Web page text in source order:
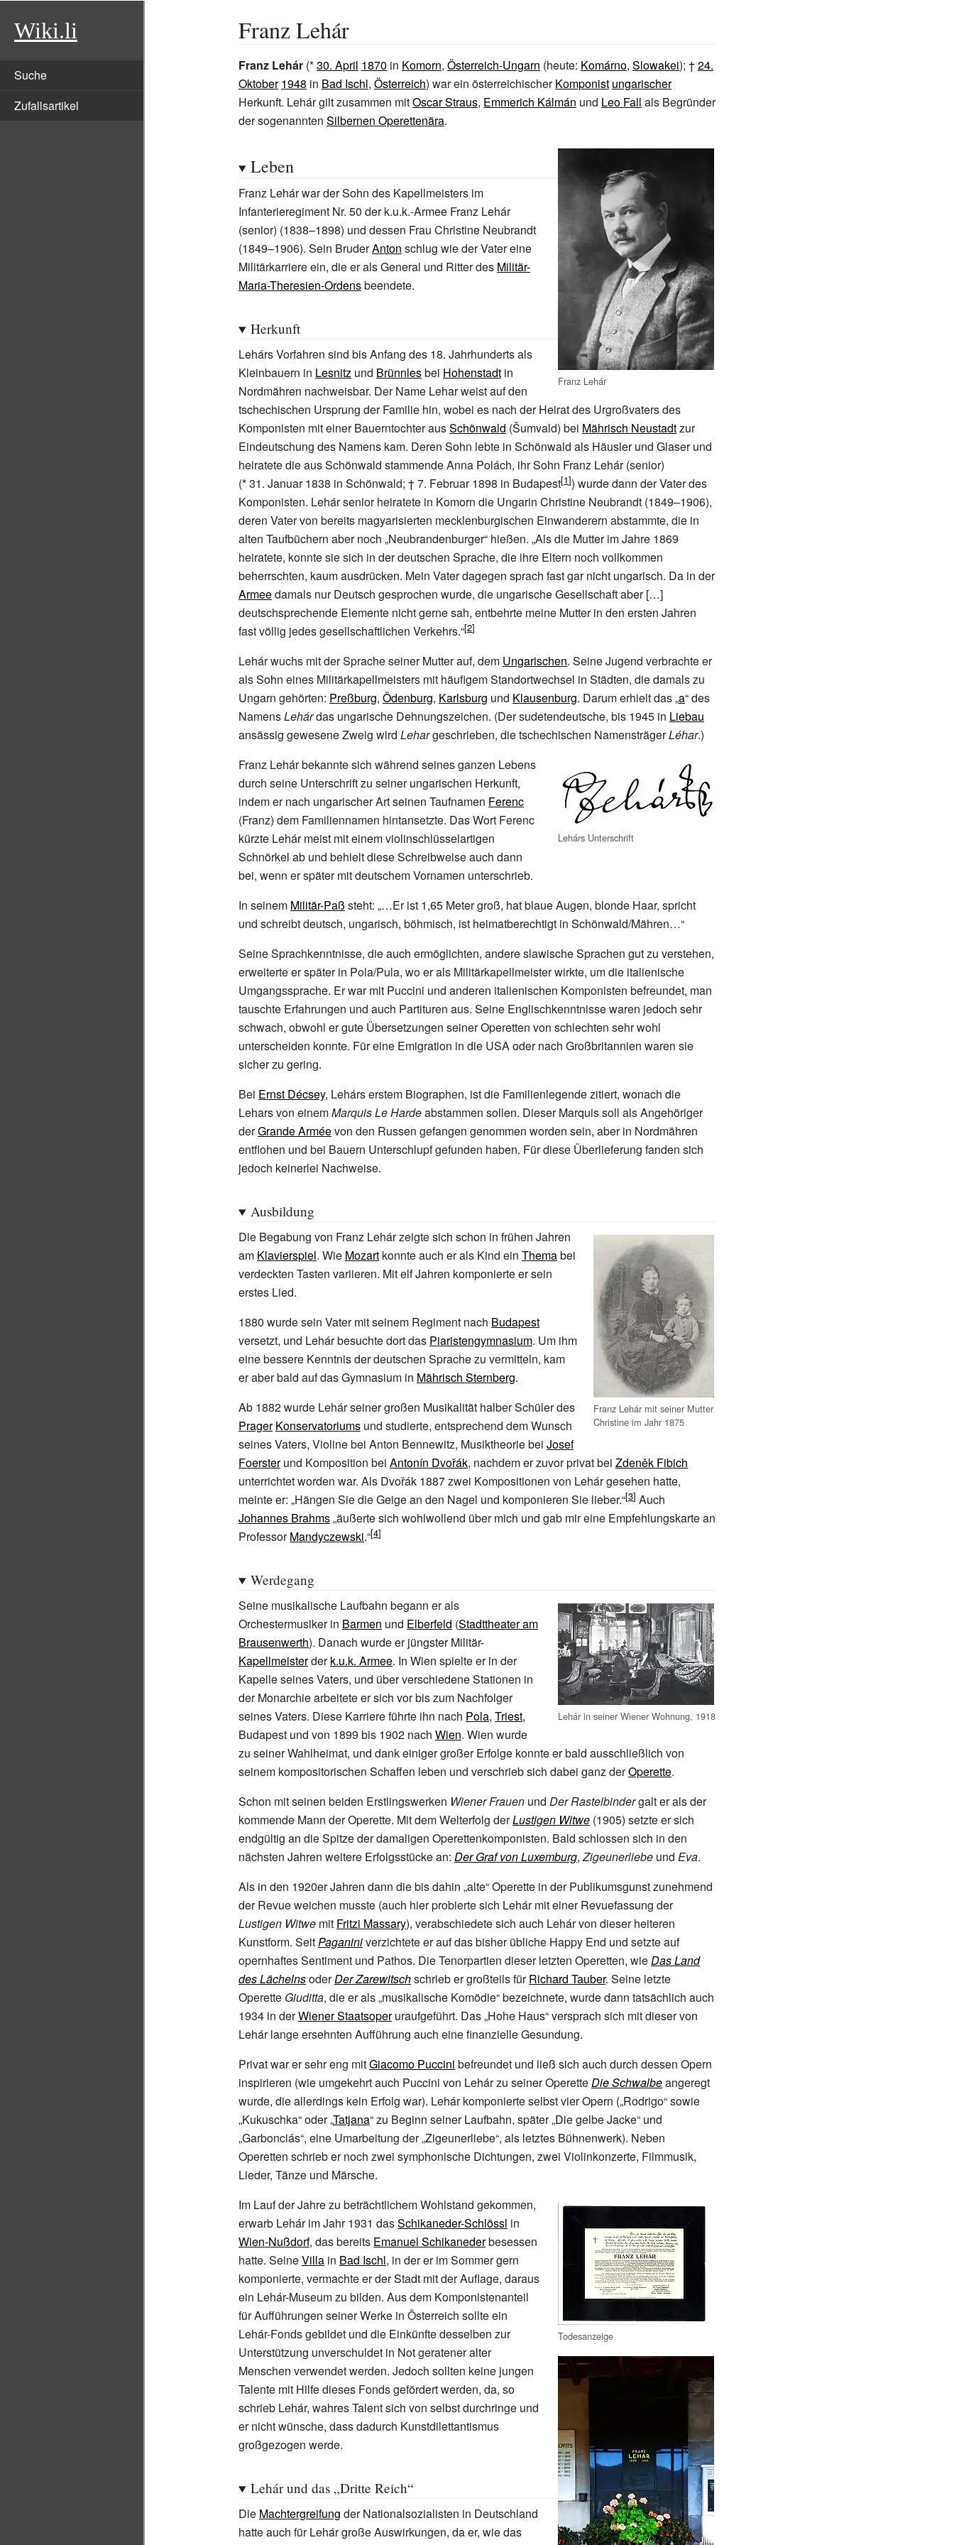
Wiki.li
Suche
Zufallsartikel
Franz Lehár
Franz Lehár (*30. April 1870 in Komorn, Österreich-Ungarn (heute: Komárno, Slowakei); †24.
Oktober 1948 in Bad Ischl, Österreich) war ein österreichischerKomponist ungarischer
Herkunft. Lehár gilt zusammen mitOscar Straus, Emmerich Kálmán und Leo Fall als Begründer
der sogenannten Silbernen Operettenära.
Franz Lehár
Leben
Franz Lehár war der Sohn des Kapellmeisters im
Infanterieregiment Nr. 50 der k.u.k.-Armee Franz Lehár
(senior) (1838–1898) und dessen Frau Christine Neubrandt
(1849–1906). Sein BruderAnton schlug wie der Vater eine
Militärkarriere ein, die er als General und Ritter des Militär-
Maria-Theresien-Ordensbeendete.
Herkunft
Lehárs Vorfahren sind bis Anfang des 18. Jahrhunderts als
Kleinbauern in Lesnitz und Brünnlesbei Hohenstadt in
Nordmähren nachweisbar. Der Name Lehar weist auf den
tschechischen Ursprung der Familie hin, wobei es nach der Heirat des Urgroßvaters des
Komponisten mit einer Bauerntochter ausSchönwald (Šumvald) bei Mährisch Neustadtzur
Eindeutschung des Namens kam. Deren Sohn lebte in Schönwald als Häusler und Glaser und
heiratete die aus Schönwald stammende Anna Polách, ihr Sohn Franz Lehár (senior)
(*31. Januar 1838 in Schönwald; †7. Februar 1898 in Budapest
) wurde dann der Vater des
Komponisten. Lehár senior heiratete in Komorn die Ungarin Christine Neubrandt (1849–1906),
deren Vater von bereits magyarisierten mecklenburgischen Einwanderern abstammte, die in
alten Taufbüchern aber noch „Neubrandenburger“ hießen. „Als die Mutter im Jahre 1869
heiratete, konnte sie sich in der deutschen Sprache, die ihre Eltern noch vollkommen
beherrschten, kaum ausdrücken. Mein Vater dagegen sprach fast gar nicht ungarisch. Da in der
Armeedamals nur Deutsch gesprochen wurde, die ungarische Gesellschaft aber […]
deutschsprechende Elemente nicht gerne sah, entbehrte meine Mutter in den ersten Jahren
fast völlig jedes gesellschaftlichen Verkehrs.“
Lehár wuchs mit der Sprache seiner Mutter auf, dem Ungarischen. Seine Jugend verbrachte er
als Sohn eines Militärkapellmeisters mit häufigem Standortwechsel in Städten, die damals zu
Ungarn gehörten: Preßburg, Ödenburg, Karlsburg und Klausenburg. Darum erhielt das „a“ des
NamensLehárdas ungarische Dehnungszeichen. (Der sudetendeutsche, bis 1945 in Liebau
ansässig gewesene Zweig wird Lehargeschrieben, die tschechischen NamensträgerLéhar.)
Lehárs Unterschrift
Franz Lehár bekannte sich während seines ganzen Lebens
durch seine Unterschrift zu seiner ungarischen Herkunft,
indem er nach ungarischer Art seinen Taufnamen Ferenc
(Franz) dem Familiennamen hintansetzte. Das Wort Ferenc
kürzte Lehár meist mit einem violinschlüsselartigen
Schnörkel ab und behielt diese Schreibweise auch dann
bei, wenn er später mit deutschem Vornamen unterschrieb.
In seinem Militär-Paß steht: „…Er ist 1,65 Meter groß, hat blaue Augen, blonde Haar, spricht
und schreibt deutsch, ungarisch, böhmisch, ist heimatberechtigt in Schönwald/Mähren…“
Seine Sprachkenntnisse, die auch ermöglichten, andere slawische Sprachen gut zu verstehen,
erweiterte er später in Pola/Pula, wo er als Militärkapellmeister wirkte, um die italienische
Umgangssprache. Er war mit Puccini und anderen italienischen Komponisten befreundet, man
tauschte Erfahrungen und auch Partituren aus. Seine Englischkenntnisse waren jedoch sehr
schwach, obwohl er gute Übersetzungen seiner Operetten von schlechten sehr wohl
unterscheiden konnte. Für eine Emigration in die USA oder nach Großbritannien waren sie
sicher zu gering.
Bei Ernst Décsey, Lehárs erstem Biographen, ist die Familienlegende zitiert, wonach die
Lehars von einemMarquis Le Hardeabstammen sollen. Dieser Marquis soll als Angehöriger
derGrande Arméevon den Russen gefangen genommen worden sein, aber in Nordmähren
entflohen und bei Bauern Unterschlupf gefunden haben. Für diese Überlieferung fanden sich
jedoch keinerlei Nachweise.
Ausbildung
Franz Lehár mit seiner Mutter
Christine im Jahr 1875
Die Begabung von Franz Lehár zeigte sich schon in frühen Jahren
am Klavierspiel. Wie Mozart konnte auch er als Kind ein Themabei
verdeckten Tasten variieren. Mit elf Jahren komponierte er sein
erstes Lied.
1880 wurde sein Vater mit seinem Regiment nach Budapest
versetzt, und Lehár besuchte dort das Piaristengymnasium. Um ihm
eine bessere Kenntnis der deutschen Sprache zu vermitteln, kam
er aber bald auf das Gymnasium in Mährisch Sternberg.
Ab 1882 wurde Lehár seiner großen Musikalität halber Schüler des
Prager Konservatoriums und studierte, entsprechend dem Wunsch
seines Vaters, Violine bei Anton Bennewitz, Musiktheorie bei Josef
Foersterund Komposition bei Antonín Dvořák, nachdem er zuvor privat bei Zdeněk Fibich
unterrichtet worden war. Als Dvořák 1887 zwei Kompositionen von Lehár gesehen hatte,
meinte er: „Hängen Sie die Geige an den Nagel und komponieren Sie lieber.“
Auch
Johannes Brahms„äußerte sich wohlwollend über mich und gab mir eine Empfehlungskarte an
ProfessorMandyczewski.“
Werdegang
Lehár in seiner Wiener Wohnung, 1918
Seine musikalische Laufbahn begann er als
Orchestermusiker in Barmen und Elberfeld (Stadttheater am
Brausenwerth). Danach wurde er jüngster Militär-
Kapellmeisterderk.u.k. Armee. In Wien spielte er in der
Kapelle seines Vaters, und über verschiedene Stationen in
der Monarchie arbeitete er sich vor bis zum Nachfolger
seines Vaters. Diese Karriere führte ihn nach Pola, Triest,
Budapest und von 1899 bis 1902 nach Wien. Wien wurde
zu seiner Wahlheimat, und dank einiger großer Erfolge konnte er bald ausschließlich von
seinem kompositorischen Schaffen leben und verschrieb sich dabei ganz derOperette.
Schon mit seinen beiden Erstlingswerken Wiener Frauen und Der Rastelbindergalt er als der
kommende Mann der Operette. Mit dem Welterfolg derLustigen Witwe (1905) setzte er sich
endgültig an die Spitze der damaligen Operettenkomponisten. Bald schlossen sich in den
nächsten Jahren weitere Erfolgsstücke an: Der Graf von Luxemburg,Zigeunerliebe und Eva.
Als in den 1920er Jahren dann die bis dahin „alte“ Operette in der Publikumsgunst zunehmend
der Revue weichen musste (auch hier probierte sich Lehár mit einer Revuefassung der
Lustigen Witwe mit Fritzi Massary), verabschiedete sich auch Lehár von dieser heiteren
Kunstform. SeitPaganiniverzichtete er auf das bisher übliche Happy End und setzte auf
opernhaftes Sentiment und Pathos. Die Tenorpartien dieser letzten Operetten, wieDas Land
des LächelnsoderDer Zarewitschschrieb er großteils fürRichard Tauber. Seine letzte
Operette Giuditta, die er als „musikalische Komödie“ bezeichnete, wurde dann tatsächlich auch
1934 in derWiener Staatsoperuraufgeführt. Das „Hohe Haus“ versprach sich mit dieser von
Lehár lange ersehnten Aufführung auch eine finanzielle Gesundung.
Privat war er sehr eng mitGiacomo Puccini befreundet und ließ sich auch durch dessen Opern
inspirieren (wie umgekehrt auch Puccini von Lehár zu seiner OperetteDie Schwalbeangeregt
wurde, die allerdings kein Erfolg war). Lehár komponierte selbst vier Opern („Rodrigo“ sowie
„Kukuschka“ oder „Tatjana“ zu Beginn seiner Laufbahn, später „Die gelbe Jacke“ und
„Garbonciás“, eine Umarbeitung der „Zigeunerliebe“, als letztes Bühnenwerk). Neben
Operetten schrieb er noch zwei symphonische Dichtungen, zwei Violinkonzerte, Filmmusik,
Lieder, Tänze und Märsche.
Todesanzeige
Im Lauf der Jahre zu beträchtlichem Wohlstand gekommen,
erwarb Lehár im Jahr 1931 dasSchikaneder-Schlössl in
Wien-Nußdorf, das bereits Emanuel Schikanederbesessen
hatte. SeineVilla in Bad Ischl, in der er im Sommer gern
komponierte, vermachte er der Stadt mit der Auflage, daraus
ein Lehár-Museum zu bilden. Aus dem Komponistenanteil
für Aufführungen seiner Werke in Österreich sollte ein
Lehár-Fonds gebildet und die Einkünfte desselben zur
Unterstützung unverschuldet in Not geratener alter
Menschen verwendet werden. Jedoch sollten keine jungen
Talente mit Hilfe dieses Fonds gefördert werden, da, so
schrieb Lehár, wahres Talent sich von selbst durchringe und
er nicht wünsche, dass dadurch Kunstdilettantismus
großgezogen werde.
Lehár und das „Dritte Reich“
Die Machtergreifung der Nationalsozialisten in Deutschland
hatte auch für Lehár große Auswirkungen, da er, wie das